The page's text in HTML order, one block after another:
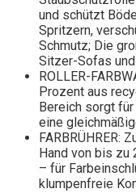
und schützt
Spritzern,
Schmutz; Die
Sitzer-Sofas
ROLLER-
Prozent aus
Bereich sorgt
eine
FARBRÜHRER:
Hand von bis
– für
klumpenfreie